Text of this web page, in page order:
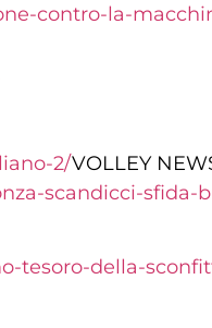
contro-la-
2/VOLLEY
scandicci-sfida-
tesoro-della-